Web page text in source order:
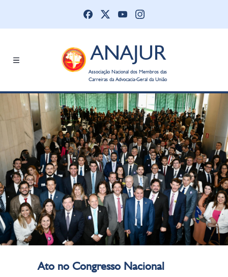
ANAJUR
Associação Nacional dos Membros das
Carreiras da Advocacia-Geral da União
Ato no Congresso Nacional